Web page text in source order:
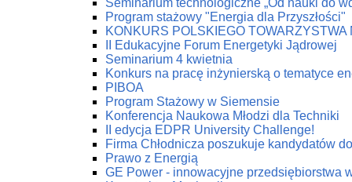
Seminarium technologiczne „Od nauki do
Program stażowy "Energia dla Przyszłości"
KONKURS POLSKIEGO
II Edukacyjne Forum Energetyki Jądrowej
Seminarium 4 kwietnia
Konkurs na pracę inżynierską o tematyce
PIBOA
Program Stażowy w Siemensie
Konferencja Naukowa Młodzi dla Techniki
II edycja EDPR University Challenge!
Firma Chłodnicza poszukuje kandydatów
Prawo z Energią
GE Power - innowacyjne przedsiębiorstwa